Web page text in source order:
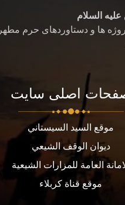
السلام
ها و دستاوردهای حرم مطهر
اصلی سایت
موقع السيد السيستاني
ديوان الوقف الشيعي
العامة للمزارات الشيعية
موقع قناة كربلاء